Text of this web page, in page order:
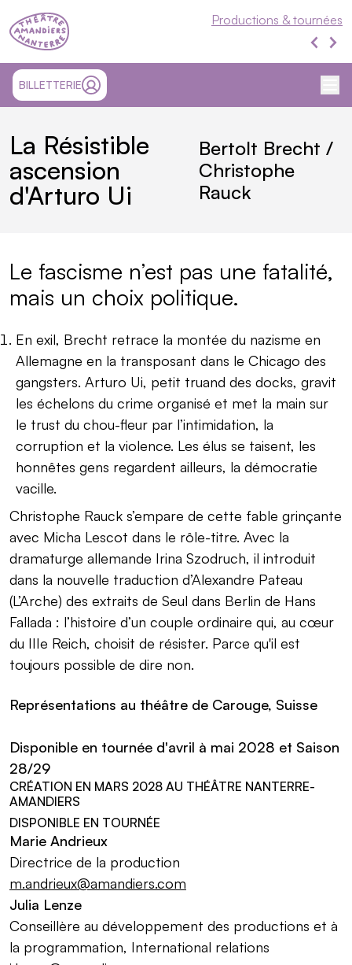
Théâtre Nanterre-Amandiers
Productions & tournées
BILLETTERIESITE EXTÉRIEUR ET OUVRE UN NOUVEL ONGLET
MON COMPTE
La Résistible
ascension
d'Arturo Ui
Bertolt Brecht /
Christophe
Rauck
Présentation
Le fascisme n’est pas une fatalité,
mais un choix politique.
En exil, Brecht retrace la montée du nazisme en
Allemagne en la transposant dans le Chicago des
gangsters. Arturo Ui, petit truand des docks, gravit
les échelons du crime organisé et met la main sur
le trust du chou-fleur par l’intimidation, la
corruption et la violence. Les élus se taisent, les
honnêtes gens regardent ailleurs, la démocratie
vacille.
Christophe Rauck s’empare de cette fable grinçante
avec Micha Lescot dans le rôle-titre. Avec la
dramaturge allemande Irina Szodruch, il introduit
dans la nouvelle traduction d’Alexandre Pateau
(L’Arche) des extraits de Seul dans Berlin de Hans
Fallada : l’histoire d’un couple ordinaire qui, au cœur
du IIIe Reich, choisit de résister. Parce qu'il est
toujours possible de dire non.
Représentations au théâtre de Carouge, Suisse
Disponible en tournée d'avril à mai 2028 et Saison
28/29
Informations pratiques
CRÉATION EN MARS 2028 AU THÉÂTRE NANTERRE-
AMANDIERS
DISPONIBLE EN TOURNÉE
Marie Andrieux
Directrice de la production
m.andrieux@amandiers.com
Julia Lenze
Conseillère au développement des productions et à
la programmation, International relations